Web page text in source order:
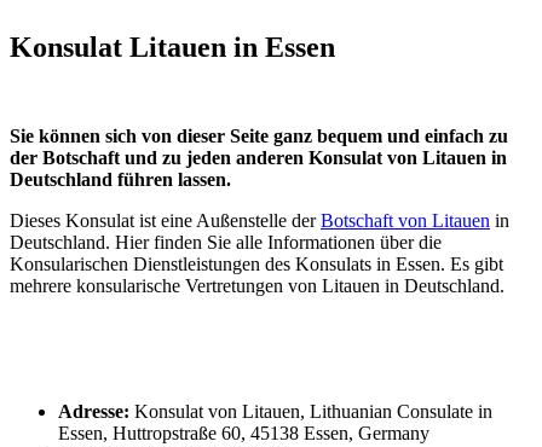
Konsulat Litauen in Essen
Sie können sich von dieser Seite ganz bequem und einfach zu
der Botschaft und zu jeden anderen Konsulat von Litauen in
Deutschland führen lassen.
Dieses Konsulat ist eine Außenstelle derBotschaft von Litauen in
Deutschland. Hier finden Sie alle Informationen über die
Konsularischen Dienstleistungen des Konsulats in Essen. Es gibt
mehrere konsularische Vertretungen von Litauen in Deutschland.
Adresse: Konsulat von Litauen, Lithuanian Consulate in
Essen, Huttropstraße 60, 45138 Essen, Germany